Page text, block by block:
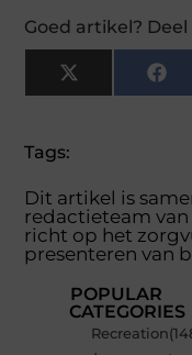
Goed artikel?
X
(Twitter)
Tags:
Dit artikel is
redactieteam
richt op het
presenteren van
POPULAR
CATEGORIES
Recreation